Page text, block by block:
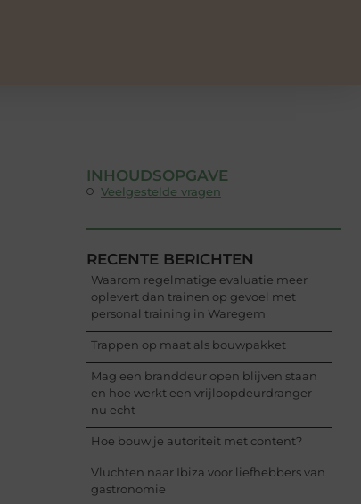
INHOUDSOPGAVE
Veelgestelde vragen
RECENTE BERICHTEN
Waarom regelmatige evaluatie meer
oplevert dan trainen op gevoel met
personal training in Waregem
Trappen op maat als bouwpakket
Mag een branddeur open blijven staan
en hoe werkt een vrijloopdeurdranger
nu echt
Hoe bouw je autoriteit met content?
Vluchten naar Ibiza voor liefhebbers van
gastronomie